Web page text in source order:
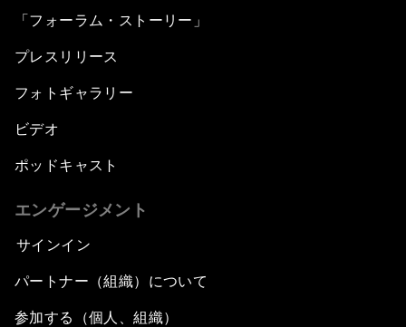
「フォーラム・ストーリー」
プレスリリース
フォトギャラリー
ビデオ
ポッドキャスト
エンゲージメント
サインイン
パートナー（組織）について
参加する（個人、組織）